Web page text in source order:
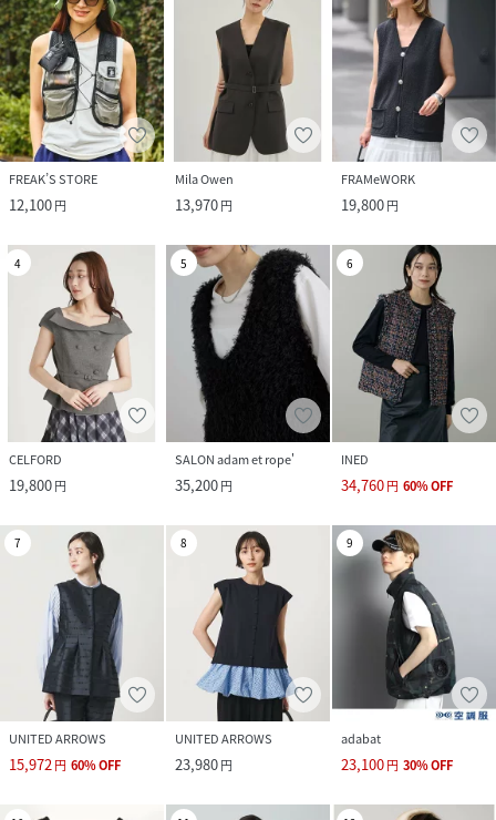
FREAK’S STORE
12,100円
Mila Owen
13,970円
FRAMeWORK
19,800円
4
CELFORD
19,800円
5
SALON adam et rope'
35,200円
6
INED
34,760円 60%OFF
7
UNITED ARROWS
15,972円 60%OFF
8
UNITED ARROWS
23,980円
9
adabat
23,100円 30%OFF